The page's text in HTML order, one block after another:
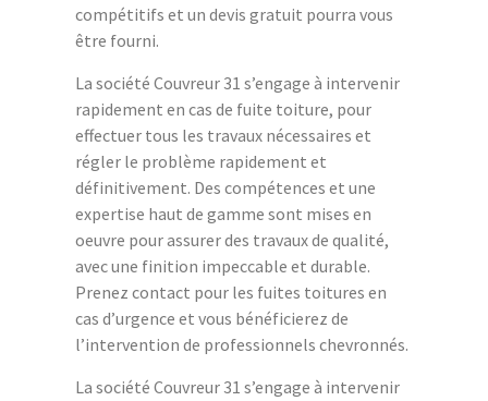
compétitifs et un devis gratuit pourra vous
être fourni.
La société Couvreur 31 s’engage à intervenir
rapidement en cas de fuite toiture, pour
effectuer tous les travaux nécessaires et
régler le problème rapidement et
définitivement. Des compétences et une
expertise haut de gamme sont mises en
oeuvre pour assurer des travaux de qualité,
avec une finition impeccable et durable.
Prenez contact pour les fuites toitures en
cas d’urgence et vous bénéficierez de
l’intervention de professionnels chevronnés.
La société Couvreur 31 s’engage à intervenir